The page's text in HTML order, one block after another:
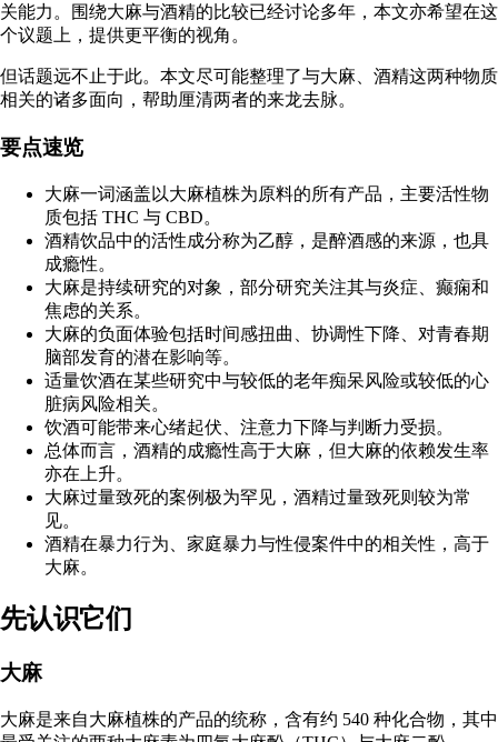
关能力 。围绕大麻与酒精的比较已经讨论多年，本文亦希望在这
个议题上，提供更平衡的视角。
但话题远不止于此。本文尽可能整理了与大麻、酒精这两种物质
相关的诸多面向，帮助厘清两者的来龙去脉。
要点速览
大麻一词涵盖以大麻植株为原料的所有产品，主要活性物
质包括 THC 与 CBD。
酒精饮品中的活性成分称为乙醇，是醉酒感的来源，也具
成瘾性。
大麻是持续研究的对象，部分研究关注其与炎症、癫痫和
焦虑的关系。
大麻的负面体验包括时间感扭曲、协调性下降、对青春期
脑部发育的潜在影响等。
适量饮酒在某些研究中与较低的老年痴呆风险或较低的心
脏病风险相关。
饮酒可能带来心绪起伏、注意力下降与判断力受损。
总体而言，酒精的成瘾性高于大麻，但大麻的依赖发生率
亦在上升。
大麻过量致死的案例极为罕见，酒精过量致死则较为常
见。
酒精在暴力行为、家庭暴力与性侵案件中的相关性，高于
大麻。
先认识它们
大麻
大麻是来自大麻植株的产品的统称，含有约 540 种化合物，其中